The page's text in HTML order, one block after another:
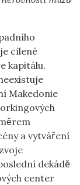
cílené
kapitálu.
Makedonie
a vytváření
dekádě
center